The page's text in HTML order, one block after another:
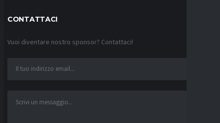
CONTATTACI
Vuoi diventare nostro sponsor? Contattaci!